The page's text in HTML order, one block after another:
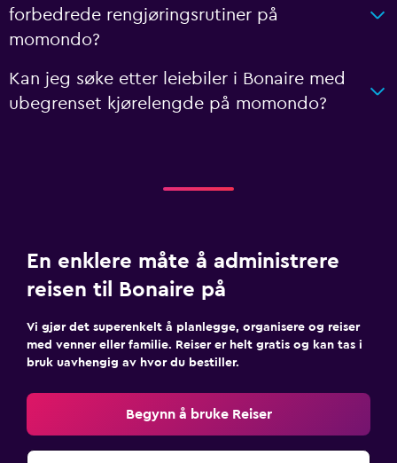
forbedrede rengjøringsrutiner på
momondo?
Kan jeg søke etter leiebiler i Bonaire med
ubegrenset kjørelengde på momondo?
En enklere måte å administrere
reisen til Bonaire på
Vi gjør det superenkelt å planlegge, organisere og reiser
med venner eller familie. Reiser er helt gratis og kan tas i
bruk uavhengig av hvor du bestiller.
Begynn å bruke Reiser